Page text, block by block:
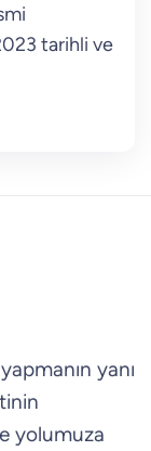
tarihli ve
yanı
yolumuza